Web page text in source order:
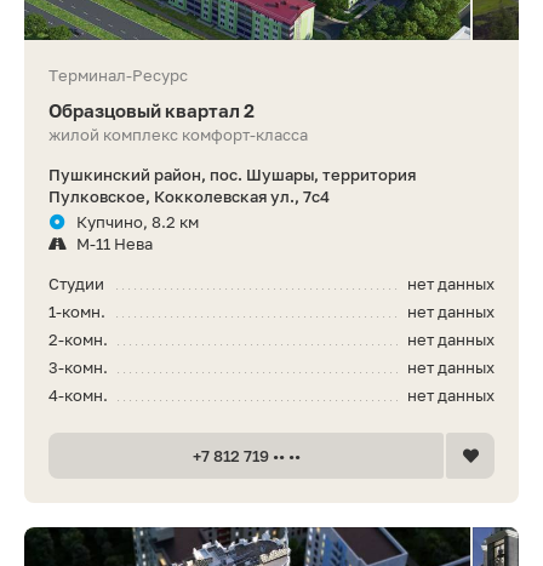
Терминал-Ресурс
Образцовый квартал 2
жилой комплекс комфорт-класса
Пушкинский район, пос. Шушары, территория
Пулковское, Кокколевская ул., 7с4
Купчино, 8.2 км
М-11 Нева
нет данных
Студии
нет данных
1-комн.
нет данных
2-комн.
нет данных
3-комн.
нет данных
4-комн.
+7 812 719 •• ••